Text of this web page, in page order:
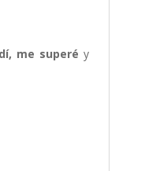
me superé y